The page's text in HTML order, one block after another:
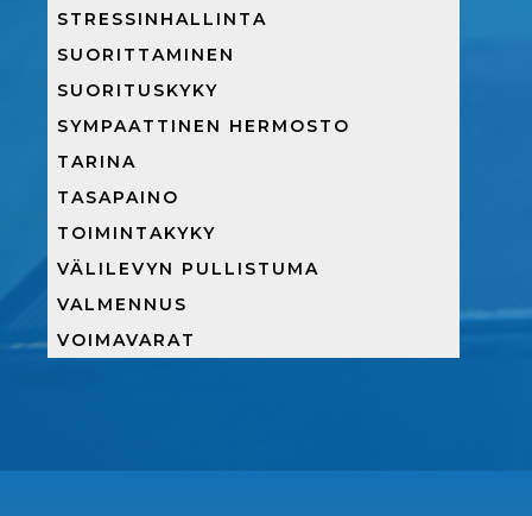
STRESSINHALLINTA
SUORITTAMINEN
SUORITUSKYKY
SYMPAATTINEN HERMOSTO
TARINA
TASAPAINO
TOIMINTAKYKY
VÄLILEVYN PULLISTUMA
VALMENNUS
VOIMAVARAT